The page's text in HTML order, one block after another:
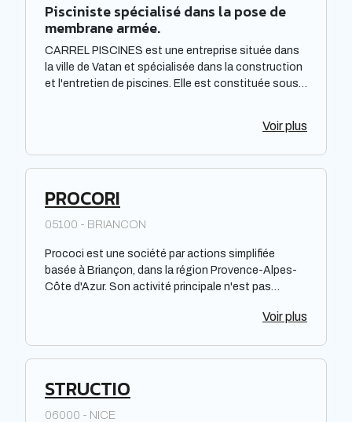
Pisciniste spécialisé dans la pose de
membrane armée.
CARREL PISCINES est une entreprise située dans
la ville de Vatan et spécialisée dans la construction
et l'entretien de piscines. Elle est constituée sous
elle offre des prestations de qualité pour répondre
disposition de ses clients un savoir-faire et une
Voir plus
PROCORI
05100 - BRIANCON
Prococi est une société par actions simplifiée
basée à Briançon, dans la région Provence-Alpes-
Côte d'Azur. Son activité principale n'est pas
dans une zone géographique spécifique, maisVoir plus
STRUCTIO
06000 - NICE